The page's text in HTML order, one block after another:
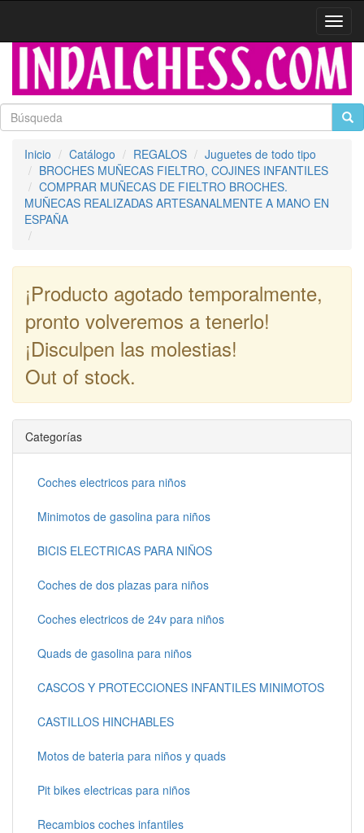
Inicio Catálogo REGALOS
Juguetes de todo tipo
BROCHES MUÑECAS FIELTRO, COJINES INFANTILES
COMPRAR MUÑECAS DE FIELTRO BROCHES.
MUÑECAS REALIZADAS ARTESANALMENTE A MANO EN
ESPAÑA
¡Producto agotado temporalmente,
pronto volveremos a tenerlo!
¡Disculpen las molestias!
Out of stock.
Categorías
Coches electricos para niños
Minimotos de gasolina para niños
BICIS ELECTRICAS PARA NIÑOS
Coches de dos plazas para niños
Coches electricos de 24v para niños
Quads de gasolina para niños
CASCOS Y PROTECCIONES INFANTILES MINIMOTOS
CASTILLOS HINCHABLES
Motos de bateria para niños y quads
Pit bikes electricas para niños
Recambios coches infantiles